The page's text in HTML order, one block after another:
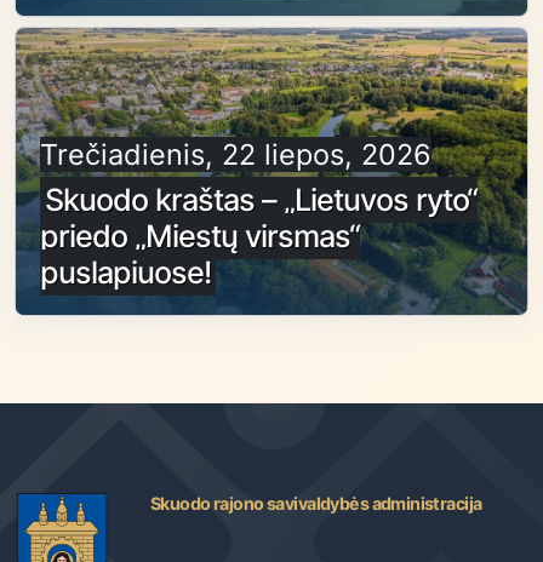
Trečiadienis, 22 liepos, 2026
Skuodo kraštas – „Lietuvos ryto“
priedo „Miestų virsmas“
puslapiuose!
Skuodo rajono savivaldybės administracija